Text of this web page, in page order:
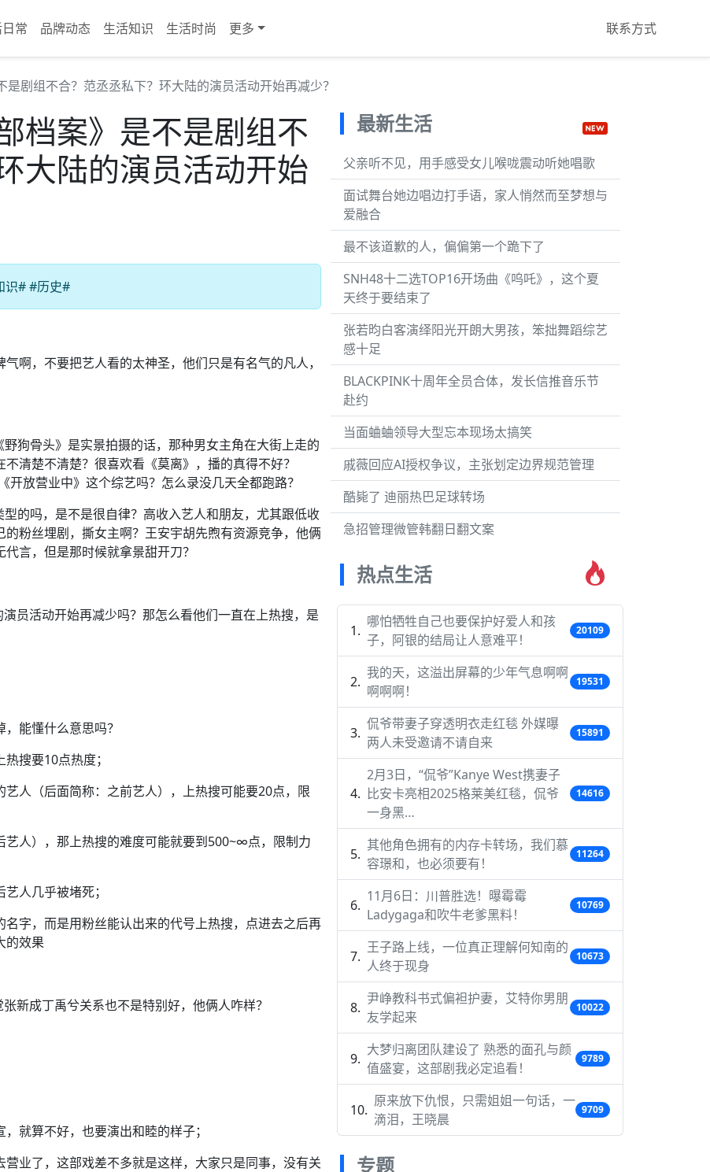
常 品牌动态 生活知识 生活时尚 更多 联系方式
是剧组不合？范丞丞私下？环大陆的演员活动开始再减少？
档案》是不是剧组不
大陆的演员活动开始
识# #历史#
啊，不要把艺人看的太神圣，他们只是有名气的凡人，
狗骨头》是实景拍摄的话，那种男女主角在大街上走的
清楚不清楚？很喜欢看《莫离》，播的真得不好？
放营业中》这个综艺吗？怎么录没几天全都跑路？
的吗，是不是很自律？高收入艺人和朋友，尤其跟低收
粉丝埋剧，撕女主啊？王安宇胡先煦有资源竞争，他俩
言，但是那时候就拿景甜开刀？
员活动开始再减少吗？那怎么看他们一直在上热搜，是
能懂什么意思吗？
搜要10点热度；
人（后面简称：之前艺人），上热搜可能要20点，限
人），那上热搜的难度可能就要到500~∞点，限制力
人几乎被堵死；
字，而是用粉丝能认出来的代号上热搜，点进去之后再
的效果
新成丁禹兮关系也不是特别好，他俩人咋样？
就算不好，也要演出和睦的样子；
业了，这部戏差不多就是这样，大家只是同事，没有关
最新生活
父亲听不见，用手感受女儿喉咙震动听她唱歌
面试舞台她边唱边打手语，家人悄然而至梦想与
爱融合
最不该道歉的人，偏偏第一个跪下了
SNH48十二选TOP16开场曲《呜吒》，这个夏
天终于要结束了
张若昀白客演绎阳光开朗大男孩，笨拙舞蹈综艺
感十足
BLACKPINK十周年全员合体，发长信推音乐节
赴约
当面蛐蛐领导大型忘本现场太搞笑
戚薇回应AI授权争议，主张划定边界规范管理
酷毙了 迪丽热巴足球转场
急招管理微管韩翻日翻文案
热点生活
哪怕牺牲自己也要保护好爱人和孩
子，阿银的结局让人意难平！
20109
我的天，这溢出屏幕的少年气息啊啊
啊啊啊！
19531
侃爷带妻子穿透明衣走红毯 外媒曝
两人未受邀请不请自来
15891
2月3日，“侃爷”Kanye West携妻子
比安卡亮相2025格莱美红毯，侃爷
一身黑…
14616
其他角色拥有的内存卡转场，我们慕
容璟和，也必须要有！
11264
11月6日：川普胜选！曝霉霉
Ladygaga和吹牛老爹黑料！
10769
王子路上线，一位真正理解何知南的
人终于现身
10673
尹峥教科书式偏袒护妻，艾特你男朋
友学起来
10022
大梦归离团队建设了 熟悉的面孔与颜
值盛宴，这部剧我必定追看！
9789
原来放下仇恨，只需姐姐一句话，一
滴泪，王晓晨
9709
专题